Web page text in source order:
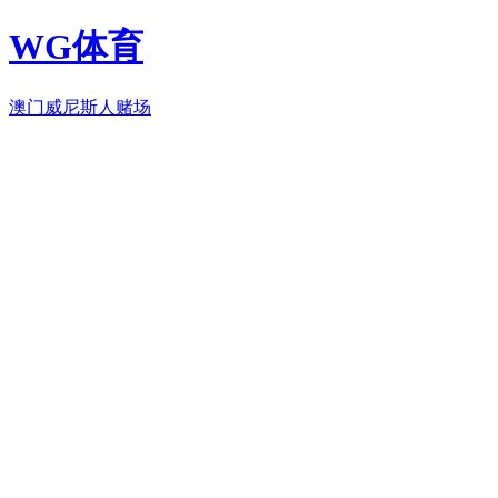
WG体育
澳门威尼斯人赌场